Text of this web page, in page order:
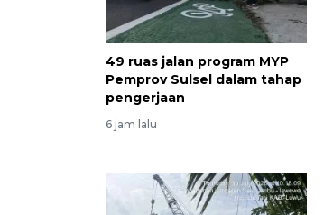
49 ruas jalan program MYP
Pemprov Sulsel dalam tahap
pengerjaan
6 jam lalu